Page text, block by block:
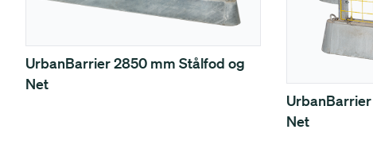
UrbanBarrier 2850 mm Stålfod og
Net
Net